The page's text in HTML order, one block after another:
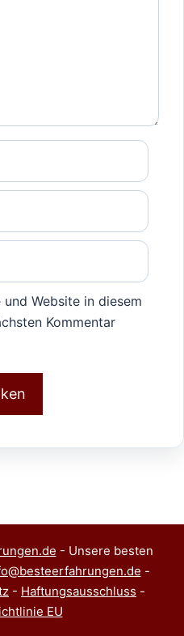
Website in diesem
Kommentar
- Unsere besten
-
- Haftungsausschluss -
EU